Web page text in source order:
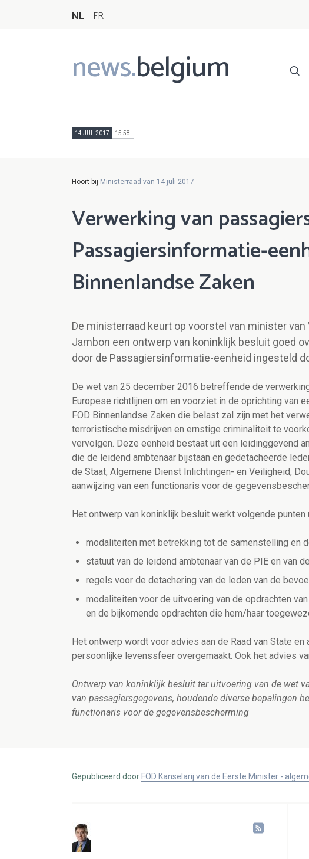
NL FR
news.belgium
Main
navigation
14 JUL 2017 15:58
Hoort bij Ministerraad van 14 juli 2017
Verwerking van
Passagiersinformatie-
Binnenlandse Zaken
De ministerraad keurt op voorstel van minister
Jambon een ontwerp van koninklijk besluit goed
door de Passagiersinformatie-eenheid ingesteld
De wet van 25 december 2016 betreffende de
Europese richtlijnen om en voorziet in de oprichting van
FOD Binnenlandse Zaken die belast zal zijn met het
terroristische misdrijven en ernstige criminaliteit te
vervolgen. Deze eenheid bestaat uit een leidinggevend
die de leidend ambtenaar bijstaan en gedetacheerde
de Staat, Algemene Dienst Inlichtingen- en Veiligheid,
aanwijzing van een functionaris voor de
Het ontwerp van koninklijk besluit werkt volgende punten
modaliteiten met betrekking tot de samenstelling en
statuut van de leidend ambtenaar van de PIE en van
regels voor de detachering van de leden van de
modaliteiten voor de uitvoering van de opdrachten
en de bijkomende opdrachten die hem/haar
Het ontwerp wordt voor advies aan de Raad van State
persoonlijke levenssfeer overgemaakt. Ook het advies
Ontwerp van koninklijk besluit ter uitvoering van de wet
van passagiersgegevens, houdende diverse bepalingen
functionaris voor de gegevensbescherming
Gepubliceerd door FOD Kanselarij van de Eerste Minister -